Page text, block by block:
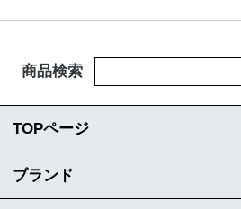
商品検索
TOPページ
ブランド